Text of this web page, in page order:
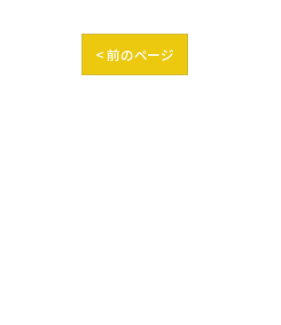
< 前のページ